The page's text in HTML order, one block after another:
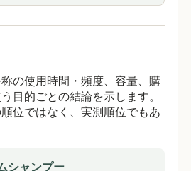
の使用時間・頻度、容量、購
目的ごとの結論を示します。
位ではなく、実測順位でもあ
シャンプー